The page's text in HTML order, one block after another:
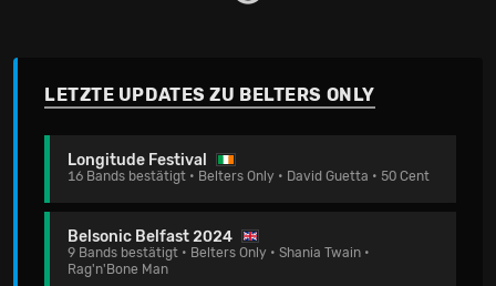
LETZTE UPDATES ZU BELTERS ONLY
Longitude Festival
16 Bands bestätigt • Belters Only • David Guetta • 50 Cent
Belsonic Belfast 2024
9 Bands bestätigt • Belters Only • Shania Twain •
Rag'n'Bone Man